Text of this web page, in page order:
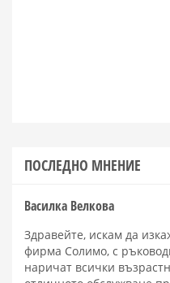
ПОСЛЕДНО МНЕНИЕ
Василка Велкова
Здравейте, искам да
фирма Солимо, с
наричат всички